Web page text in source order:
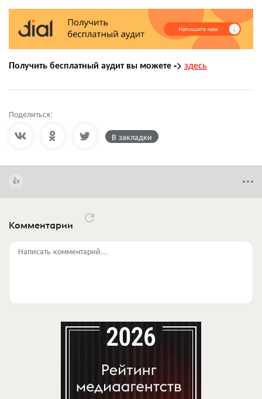
Получить бесплатный аудит вы можете -> здесь
Поделиться:
В закладки
Комментарии
Написать комментарий...